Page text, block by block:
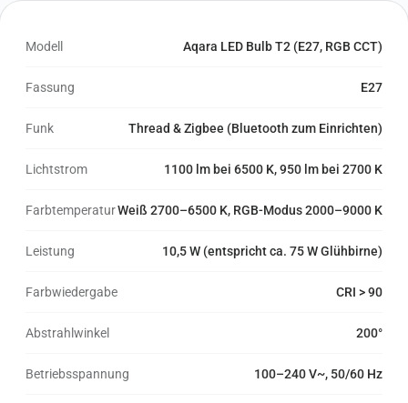
Modell Aqara LED Bulb T2 (E27, RGB CCT)
Fassung E27
Funk Thread & Zigbee (Bluetooth zum Einrichten)
Lichtstrom 1100 lm bei 6500 K, 950 lm bei 2700 K
FarbtemperaturWeiß 2700–6500 K, RGB-Modus 2000–9000 K
Leistung 10,5 W (entspricht ca. 75 W Glühbirne)
Farbwiedergabe CRI > 90
Abstrahlwinkel 200°
Betriebsspannung 100–240 V~, 50/60 Hz